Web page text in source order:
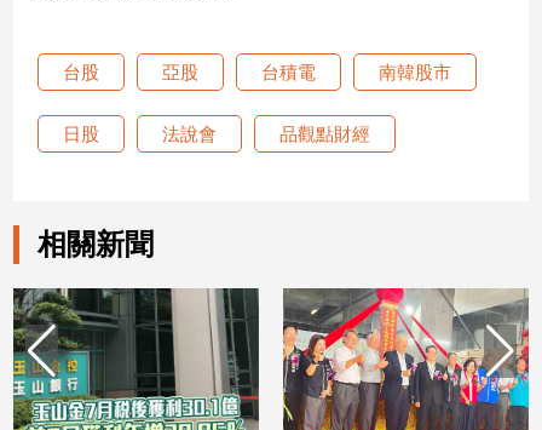
台股 亞股 台積電 南韓股市
日股 法說會 品觀點財經
相關新聞